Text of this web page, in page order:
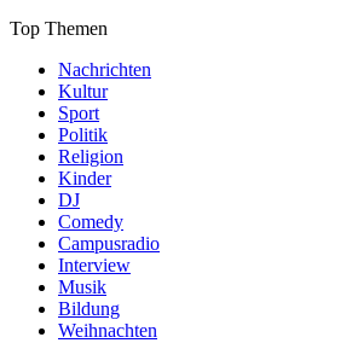
Top Themen
Nachrichten
Kultur
Sport
Politik
Religion
Kinder
DJ
Comedy
Campusradio
Interview
Musik
Bildung
Weihnachten